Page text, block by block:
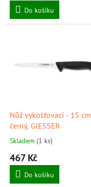
Do košíku
Nůž vykošťovací - 15 cm
černý, GIESSER
Skladem (1 ks)
467 Kč
Do košíku